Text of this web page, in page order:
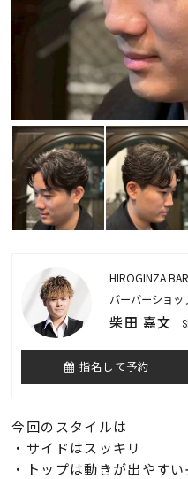
HIROGINZA
バーバーショ
柴田 嘉文
指名して予約
今回のスタイルは
・サイドはスッキリ
・トップは動きが出やすい